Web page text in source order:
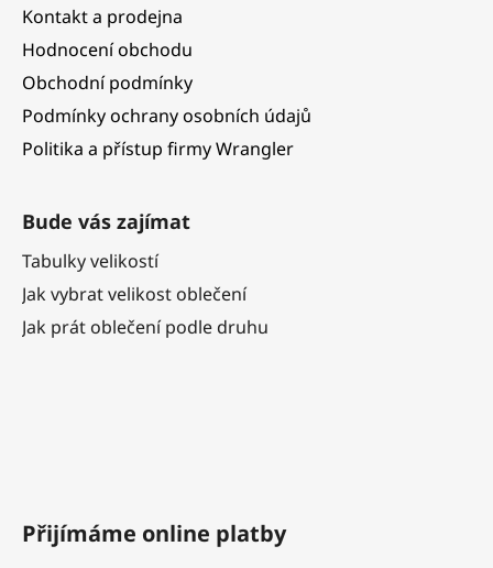
Kontakt a prodejna
Hodnocení obchodu
Obchodní podmínky
Podmínky ochrany osobních údajů
Politika a přístup firmy Wrangler
Bude vás zajímat
Tabulky velikostí
Jak vybrat velikost oblečení
Jak prát oblečení podle druhu
Přijímáme online platby